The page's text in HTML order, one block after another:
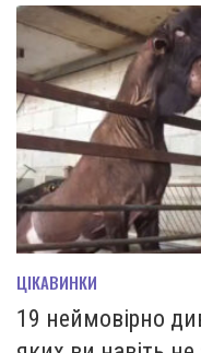
ЦІКАВИНКИ
19 неймовірно